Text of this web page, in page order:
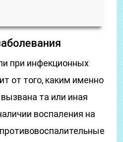
при инфекционных
от того, каким именно
та или иная
воспаления на